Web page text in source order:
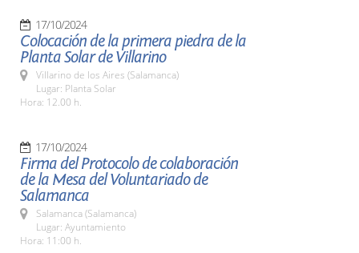
17/10/2024
Colocación de la primera piedra de la
Planta Solar de Villarino
Villarino de los Aires (Salamanca)
Lugar: Planta Solar
Hora: 12.00 h.
17/10/2024
Firma del Protocolo de colaboración
de la Mesa del Voluntariado de
Salamanca
Salamanca (Salamanca)
Lugar: Ayuntamiento
Hora: 11:00 h.